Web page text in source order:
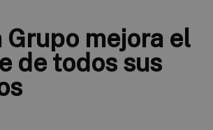
Grupo mejora el
de todos sus